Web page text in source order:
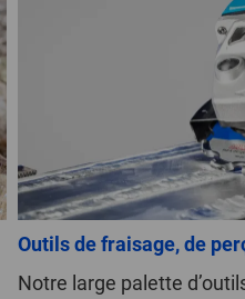
Outils de fraisage, de
Notre large palette